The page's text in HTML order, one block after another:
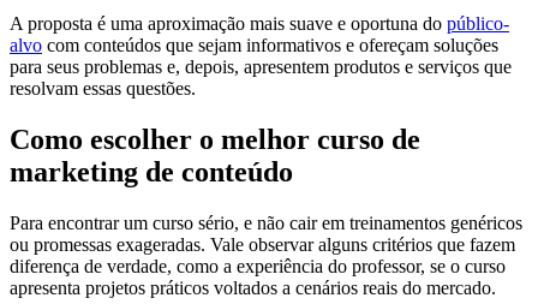
A proposta é uma aproximação mais suave e oportuna do público-
alvo com conteúdos que sejam informativos e ofereçam soluções
para seus problemas e, depois, apresentem produtos e serviços que
resolvam essas questões.
Como escolher o melhor curso de
marketing de conteúdo
Para encontrar um curso sério, e não cair em treinamentos genéricos
ou promessas exageradas. Vale observar alguns critérios que fazem
diferença de verdade, como a experiência do professor, se o curso
apresenta projetos práticos voltados a cenários reais do mercado.